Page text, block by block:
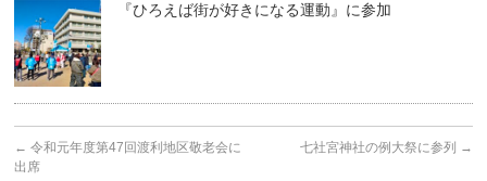
『ひろえば街が好きになる運動』に参加
← 令和元年度第47回渡利地区敬老会に
出席
七社宮神社の例大祭に参列 →